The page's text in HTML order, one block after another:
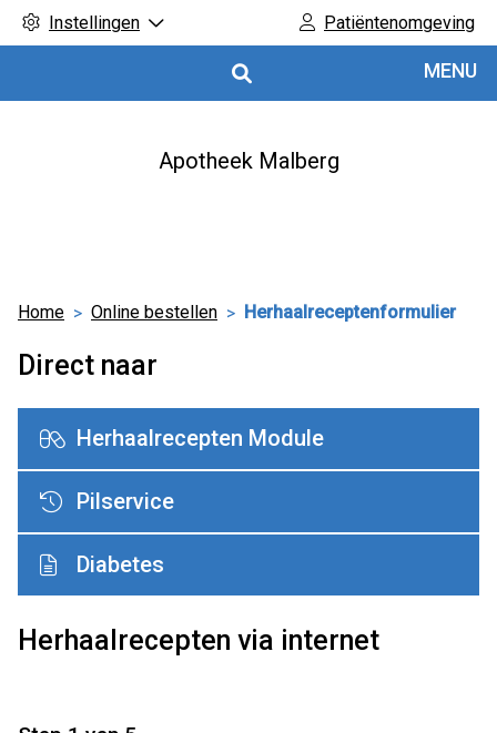
Instellingen Patiëntenomgeving
MENU
Apotheek Malberg
Home Online bestellen Herhaalreceptenformulier
Herhaalrecepten via internet
Direct naar
Herhaalrecepten Module
Pilservice
Diabetes